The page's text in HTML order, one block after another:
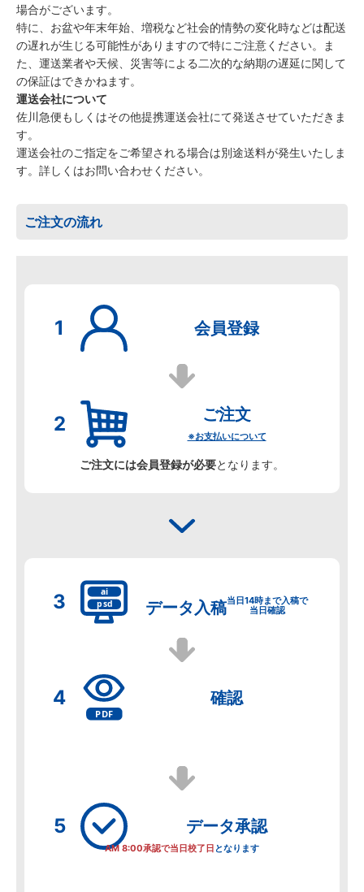
場合がございます。
特に、お盆や年末年始、増税など社会的情勢の変化時などは配送
の遅れが生じる可能性がありますので特にご注意ください。ま
た、運送業者や天候、災害等による二次的な納期の遅延に関して
の保証はできかねます。
運送会社について
佐川急便もしくはその他提携運送会社にて発送させていただきま
す。
運送会社のご指定をご希望される場合は別途送料が発生いたしま
す。詳しくはお問い合わせください。
ご注文の流れ
会員登録
ご注文
※お支払いについて
ご注文には会員登録が必要となります。
データ入稿当日14時まで入稿で
当日確認
確認
データ承認
AM 8:00承認で当日校了日 となります